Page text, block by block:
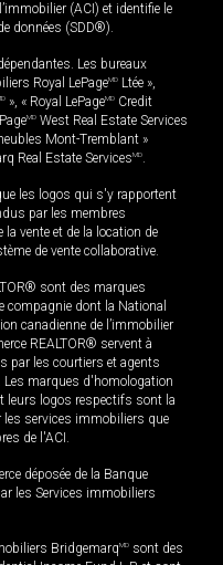
(ACI) et identifie le
données (SDD®).
Les bureaux
Royal LePageMD Ltée »,
», « Royal LePageMD Credit
MD West Real Estate Services
Mont-Tremblant »
Real Estate ServicesMD.
les logos qui s'y rapportent
par les membres
la vente et de la location de
de vente collaborative.
sont des marques
compagnie dont la National
canadienne de l’immobilier
REALTOR® servent à
par les courtiers et agents
marques d'homologation
leurs logos respectifs sont la
les services immobiliers que
de l'ACI.
déposée de la Banque
les Services immobiliers
BridgemarqMD sont des